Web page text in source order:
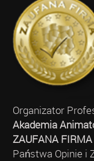
Organizator
Akademia
ZAUFANA
Państwa Opinie i